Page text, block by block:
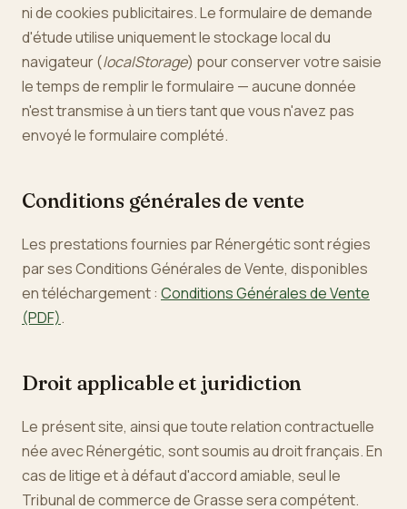
ni de cookies publicitaires. Le formulaire de demande
d'étude utilise uniquement le stockage local du
navigateur (localStorage) pour conserver votre saisie
le temps de remplir le formulaire — aucune donnée
n'est transmise à un tiers tant que vous n'avez pas
envoyé le formulaire complété.
Conditions générales de vente
Les prestations fournies par Rénergétic sont régies
par ses Conditions Générales de Vente, disponibles
en téléchargement : Conditions Générales de Vente
(PDF).
Droit applicable et juridiction
Le présent site, ainsi que toute relation contractuelle
née avec Rénergétic, sont soumis au droit français. En
cas de litige et à défaut d'accord amiable, seul le
Tribunal de commerce de Grasse sera compétent.